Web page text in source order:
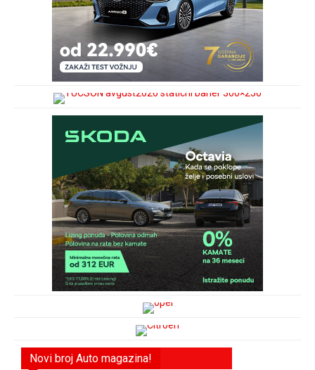
Novi broj Auto magazina!